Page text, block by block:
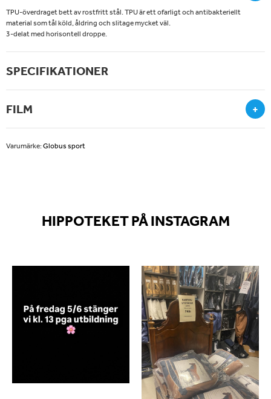
TPU-överdraget bett av rostfritt stål. TPU är ett ofarligt och antibakteriellt
material som tål köld, åldring och slitage mycket väl.
3-delat med horisontell droppe.
SPECIFIKATIONER
FILM +
Varumärke:Globus sport
HIPPOTEKET PÅ INSTAGRAM